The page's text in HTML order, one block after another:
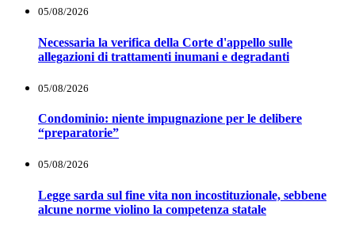
05/08/2026
Necessaria la verifica della Corte d'appello sulle
allegazioni di trattamenti inumani e degradanti
05/08/2026
Condominio: niente impugnazione per le delibere
“preparatorie”
05/08/2026
Legge sarda sul fine vita non incostituzionale, sebbene
alcune norme violino la competenza statale